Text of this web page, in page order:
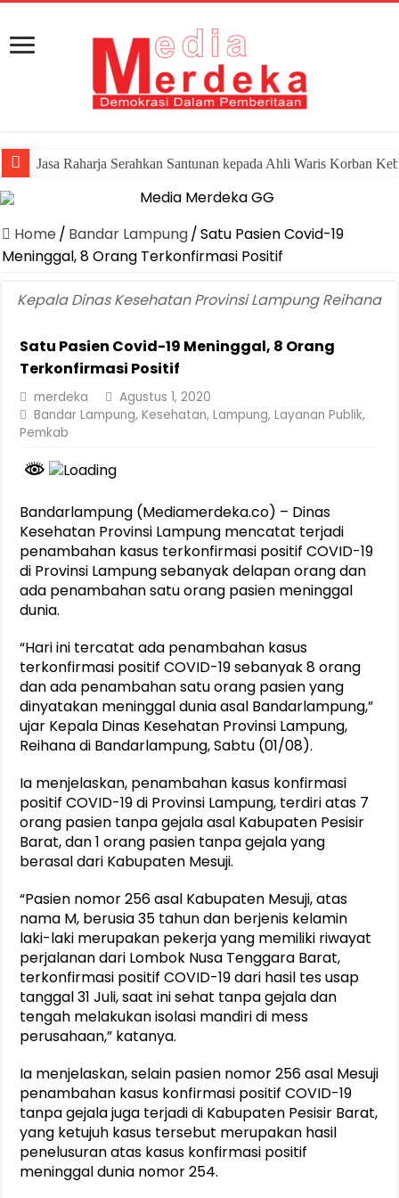
Jasa Raharja Serahkan Santunan kepada Ahli Waris Korban
Home / Bandar Lampung/Satu Pasien Covid-19
Meninggal, 8 Orang Terkonfirmasi Positif
Kepala Dinas Kesehatan Provinsi Lampung Reihana
Satu Pasien Covid-19 Meninggal, 8 Orang
Terkonfirmasi Positif
merdeka
Agustus 1, 2020
Bandar Lampung,Kesehatan,Lampung,Layanan Publik,
Pemkab
Bandarlampung (Mediamerdeka.co) – Dinas
Kesehatan Provinsi Lampung mencatat terjadi
penambahan kasus terkonfirmasi positif COVID-19
di Provinsi Lampung sebanyak delapan orang dan
ada penambahan satu orang pasien meninggal
dunia.
“Hari ini tercatat ada penambahan kasus
terkonfirmasi positif COVID-19 sebanyak 8 orang
dan ada penambahan satu orang pasien yang
dinyatakan meninggal dunia asal Bandarlampung,”
ujar Kepala Dinas Kesehatan Provinsi Lampung,
Reihana di Bandarlampung, Sabtu (01/08).
Ia menjelaskan, penambahan kasus konfirmasi
positif COVID-19 di Provinsi Lampung, terdiri atas 7
orang pasien tanpa gejala asal Kabupaten Pesisir
Barat, dan 1 orang pasien tanpa gejala yang
berasal dari Kabupaten Mesuji.
“Pasien nomor 256 asal Kabupaten Mesuji, atas
nama M, berusia 35 tahun dan berjenis kelamin
laki-laki merupakan pekerja yang memiliki riwayat
perjalanan dari Lombok Nusa Tenggara Barat,
terkonfirmasi positif COVID-19 dari hasil tes usap
tanggal 31 Juli, saat ini sehat tanpa gejala dan
tengah melakukan isolasi mandiri di mess
perusahaan,” katanya.
Ia menjelaskan, selain pasien nomor 256 asal Mesuji
penambahan kasus konfirmasi positif COVID-19
tanpa gejala juga terjadi di Kabupaten Pesisir Barat,
yang ketujuh kasus tersebut merupakan hasil
penelusuran atas kasus konfirmasi positif
meninggal dunia nomor 254.